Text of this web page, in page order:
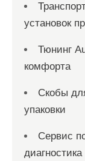
установок
Тюнинг
комфорта
Скобы
упаковки
Сервис